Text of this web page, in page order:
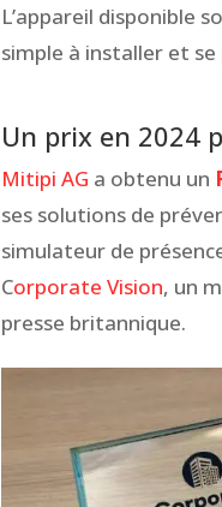
L’appareil disponible
simple à installer et
Un prix en 2024
Mitipi AG a obtenu un
ses solutions de
simulateur de
Corporate Vision, un
presse britannique.